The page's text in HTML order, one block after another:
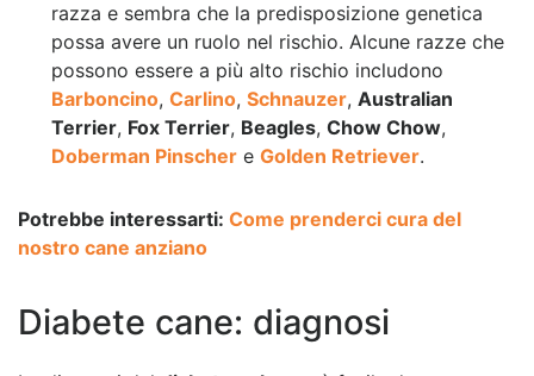
razza e sembra che la predisposizione genetica
possa avere un ruolo nel rischio. Alcune razze che
possono essere a più alto rischio includono
Barboncino, Carlino, Schnauzer, Australian
Terrier, Fox Terrier, Beagles, Chow Chow,
Doberman Pinscher e Golden Retriever.
Potrebbe interessarti: Come prenderci cura del
nostro cane anziano
Diabete cane: diagnosi